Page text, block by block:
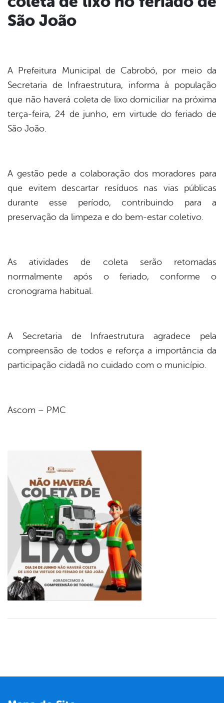
São João
A Prefeitura Municipal de Cabrobó, por meio da
Secretaria de Infraestrutura, informa à população
que não haverá coleta de lixo domiciliar na próxima
terça-feira, 24 de junho, em virtude do feriado de
São João.
A gestão pede a colaboração dos moradores para
que evitem descartar resíduos nas vias públicas
durante esse período, contribuindo para a
preservação da limpeza e do bem-estar coletivo.
As atividades de coleta serão retomadas
normalmente após o feriado, conforme o
cronograma habitual.
A Secretaria de Infraestrutura agradece pela
compreensão de todos e reforça a importância da
participação cidadã no cuidado com o município.
Ascom – PMC